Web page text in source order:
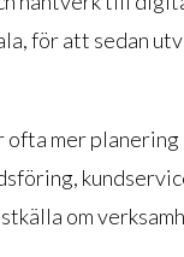
för att sedan
mer planering
om